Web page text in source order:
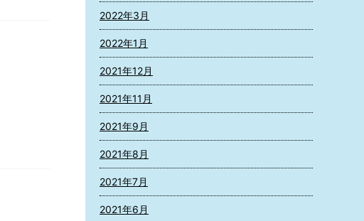
2022年3月
2022年1月
2021年12月
2021年11月
2021年9月
2021年8月
2021年7月
2021年6月